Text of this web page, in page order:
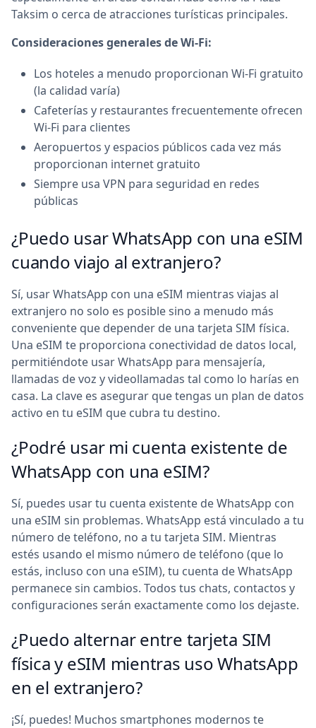
Taksim o cerca de atracciones turísticas principales.
Consideraciones generales de Wi-Fi:
Los hoteles a menudo proporcionan Wi-Fi gratuito
(la calidad varía)
Cafeterías y restaurantes frecuentemente ofrecen
Wi-Fi para clientes
Aeropuertos y espacios públicos cada vez más
proporcionan internet gratuito
Siempre usa VPN para seguridad en redes
públicas
¿Puedo usar WhatsApp con una eSIM
cuando viajo al extranjero?
Sí, usar WhatsApp con una eSIM mientras viajas al
extranjero no solo es posible sino a menudo más
conveniente que depender de una tarjeta SIM física.
Una eSIM te proporciona conectividad de datos local,
permitiéndote usar WhatsApp para mensajería,
llamadas de voz y videollamadas tal como lo harías en
casa. La clave es asegurar que tengas un plan de datos
activo en tu eSIM que cubra tu destino.
¿Podré usar mi cuenta existente de
WhatsApp con una eSIM?
Sí, puedes usar tu cuenta existente de WhatsApp con
una eSIM sin problemas. WhatsApp está vinculado a tu
número de teléfono, no a tu tarjeta SIM. Mientras
estés usando el mismo número de teléfono (que lo
estás, incluso con una eSIM), tu cuenta de WhatsApp
permanece sin cambios. Todos tus chats, contactos y
configuraciones serán exactamente como los dejaste.
¿Puedo alternar entre tarjeta SIM
física y eSIM mientras uso WhatsApp
en el extranjero?
¡Sí, puedes! Muchos smartphones modernos te